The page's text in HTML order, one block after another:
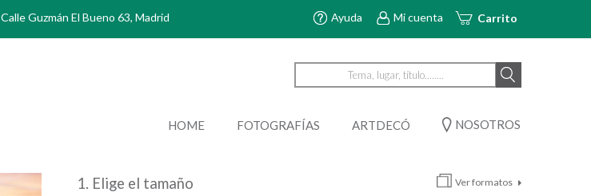
Carrito
Mi cuenta
Ayuda
Calle Guzmán El Bueno 63, Madrid
NOSOTROS
ARTDECÓ
FOTOGRAFÍAS
HOME
Ver formatos
1. Elige el tamaño